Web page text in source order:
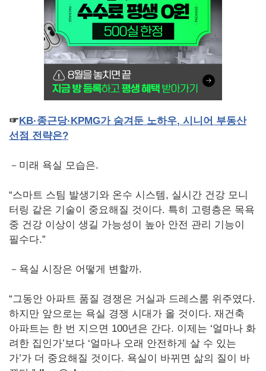
☞ KB·종근당· KPMG가 숨겨둔 노하우, 시니어 부동산
선점 전략은?
－미래 욕실 모습은.
“스마트 스팀 발생기와 온수 시스템, 실시간 건강 모니
터링 같은 기술이 중요해질 것이다. 특히 고령층은 목욕
중 건강 이상이 생길 가능성이 높아 안전 관리 기능이
필수다.”
－욕실 시장은 어떻게 변할까.
“그동안 아파트 품질 경쟁은 거실과 드레스룸 위주였다.
하지만 앞으로는 욕실 경쟁 시대가 올 것이다. 재건축
아파트는 한 번 지으면 100년은 간다. 이제는 ‘얼마나 화
려한 집인가’보다 ‘얼마나 오래 안전하게 살 수 있는
가’가 더 중요해질 것이다. 욕실이 바뀌면 삶의 질이 바